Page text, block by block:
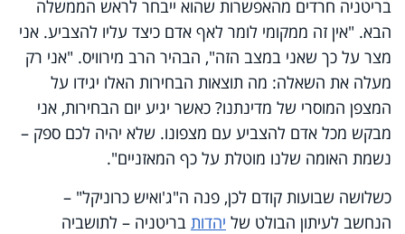
בריטניה חרדים מהאפשרות שהוא ייבחר לראש הממשלה
הבא. "אין זה ממקומי לומר לאף אדם כיצד עליו להצביע. אני
מצר על כך שאני במצב הזה", הבהיר הרב מירוויס. "אני רק
מעלה את השאלה: מה תוצאות הבחירות האלו יגידו על
המצפן המוסרי של מדינתנו? כאשר יגיע יום הבחירות, אני
מבקש מכל אדם להצביע עם מצפונו. שלא יהיה לכם ספק –
נשמת האומה שלנו מוטלת על כף המאזניים".
כשלושה שבועות קודם לכן, פנה ה"ג'ואיש כרוניקל" –
הנחשב לעיתון הבולט של יהדות בריטניה – לתושביה